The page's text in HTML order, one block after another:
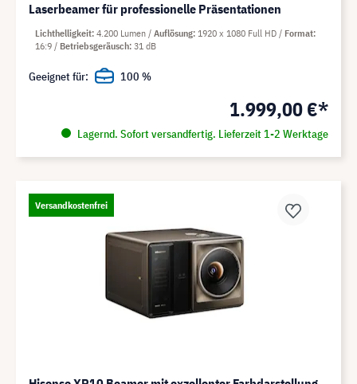
Laserbeamer für professionelle Präsentationen
1.999,00 €*
Lagernd. Sofort versandfertig. Lieferzeit 1-2 Werktage
Lichthelligkeit 4.200 Lumen Auflösung 1920 x 1080 Full HD
Format
16:9
Betriebsgeräusch 31 dB
Geeignet für: 100 %
Versandkostenfrei